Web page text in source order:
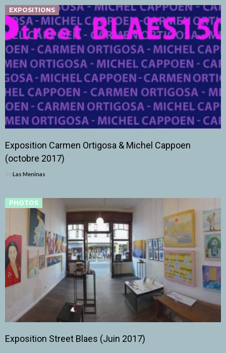
EXPOSITIONS
Exposition Carmen Ortigosa & Michel Cappoen
(octobre 2017)
By Las Meninas
PHOTOS
Exposition Street Blaes (Juin 2017)